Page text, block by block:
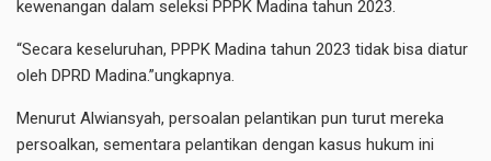
kewenangan dalam seleksi PPPK Madina tahun 2023.
“Secara keseluruhan, PPPK Madina tahun 2023 tidak bisa diatur
oleh DPRD Madina.”ungkapnya.
Menurut Alwiansyah, persoalan pelantikan pun turut mereka
persoalkan, sementara pelantikan dengan kasus hukum ini